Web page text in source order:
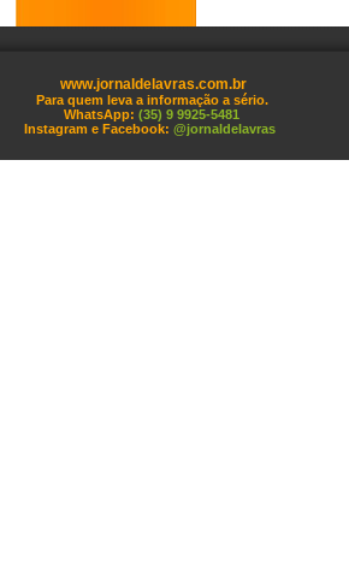
www.jornaldelavras.com.br
Para quem leva a informação a sério.
WhatsApp: (35) 9 9925-5481
Instagram e Facebook: @jornaldelavras